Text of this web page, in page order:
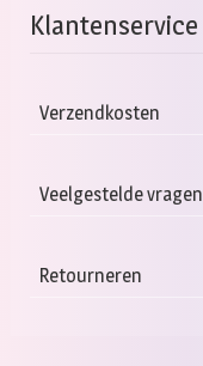
Klantenservice
Verzendkosten
Veelgestelde vragen
Retourneren